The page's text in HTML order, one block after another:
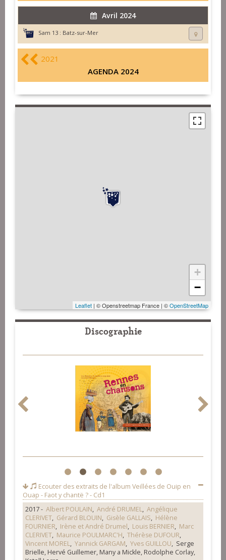
Avril 2024
Sam 13 : Batz-sur-Mer
2021
AGENDA 2024
+
−
Leaflet | © Openstreetmap France | ©OpenStreetMap
Discographie
1 2 3 4 5 6 7
Ecouter des extraits de l'album Veillées de Ouip en
Ouap - Faot y chantë ? - Cd1
2017 - Albert POULAIN, André DRUMEL, Angélique
CLERIVET, Gérard BLOUIN, Gisèle GALLAIS, Hélène
FOURNIER, Irène et André Drumel, Louis BERNIER, Marc
CLERIVET, Maurice POULMARC'H, Thérèse DUFOUR,
Vincent MOREL, Yannick GARGAM, Yves GUILLOU, Serge
Brielle, Hervé Guillemer, Many a Mickle, Rodolphe Corlay,